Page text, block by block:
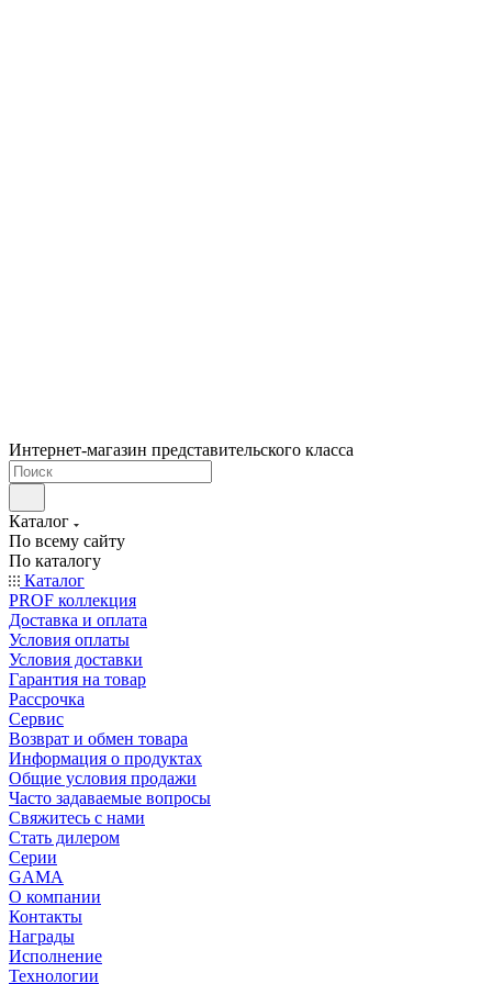
Интернет-магазин представительского класса
Каталог
По всему сайту
По каталогу
Каталог
PROF коллекция
Доставка и оплата
Условия оплаты
Условия доставки
Гарантия на товар
Рассрочка
Сервис
Возврат и обмен товара
Информация о продуктах
Общие условия продажи
Часто задаваемые вопросы
Свяжитесь с нами
Стать дилером
Серии
GAMA
О компании
Контакты
Награды
Исполнение
Технологии